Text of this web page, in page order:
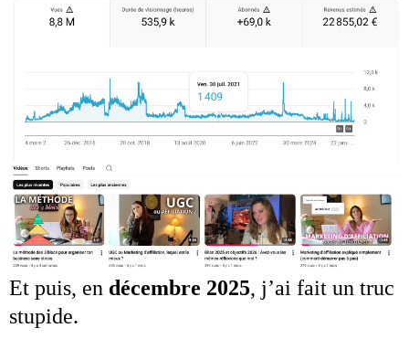
Et puis, en décembre 2025, j’ai fait un truc
stupide.